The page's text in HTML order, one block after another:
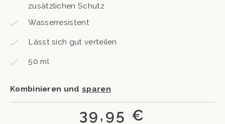
zusätzlichen Schutz
Wasserresistent
Lässt sich gut verteilen
50 ml
Kombinieren und sparen
39,95 €